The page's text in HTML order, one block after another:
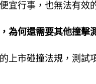
宜行事，也無法有效
為何還需要其他撞擊
上市碰撞法規，測試